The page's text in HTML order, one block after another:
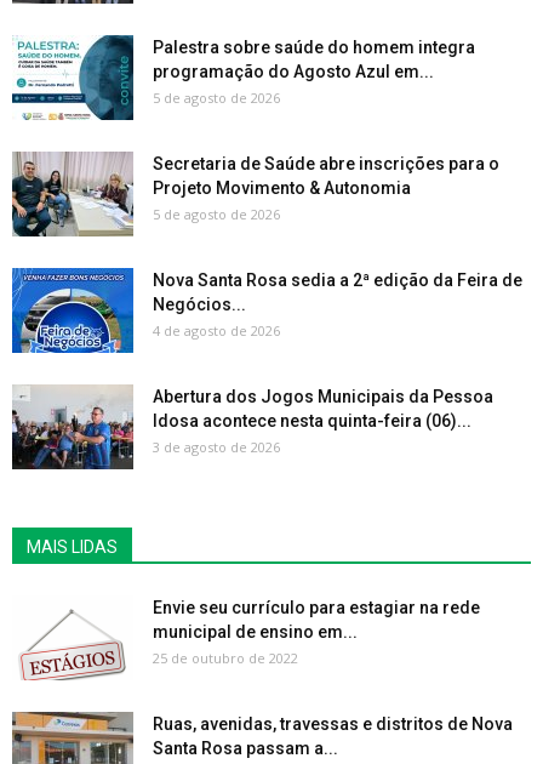
Palestra sobre saúde do homem integra
programação do Agosto Azul em...
5 de agosto de 2026
Secretaria de Saúde abre inscrições para o
Projeto Movimento & Autonomia
5 de agosto de 2026
Nova Santa Rosa sedia a 2ª edição da Feira de
Negócios...
4 de agosto de 2026
Abertura dos Jogos Municipais da Pessoa
Idosa acontece nesta quinta-feira (06)...
3 de agosto de 2026
MAIS LIDAS
Envie seu currículo para estagiar na rede
municipal de ensino em...
25 de outubro de 2022
Ruas, avenidas, travessas e distritos de Nova
Santa Rosa passam a...